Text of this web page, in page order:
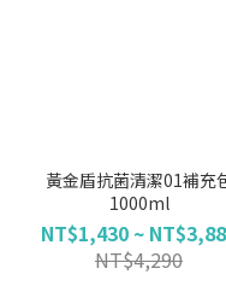
黃金盾抗菌清潔01補充
1000ml
NT$1,430 ~
NT$4,290